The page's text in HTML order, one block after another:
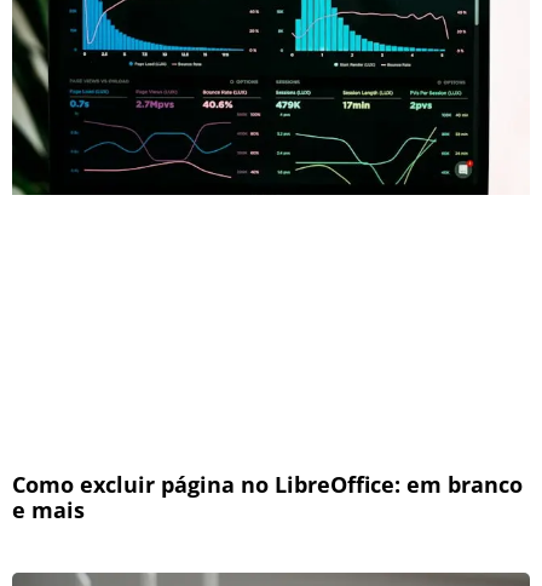
Como excluir página no LibreOffice: em branco
e mais